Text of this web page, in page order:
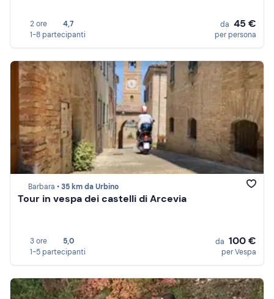
2 ore
4,7
1-8 partecipanti
da 45 €
per persona
Barbara •35 km da Urbino
Tour in vespa dei castelli di Arcevia
3 ore
5,0
1-5 partecipanti
da 100 €
per Vespa